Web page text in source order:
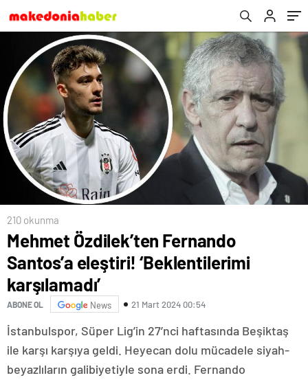
210 okunma
Mehmet Özdilek’ten Fernando
Santos’a eleştiri! ‘Beklentilerimi
karşılamadı’
ABONE OL News 21 Mart 2024 00:54
İstanbulspor, Süper Lig’in 27’nci haftasında Beşiktaş
ile karşı karşıya geldi. Heyecan dolu mücadele siyah-
beyazlıların galibiyetiyle sona erdi. Fernando